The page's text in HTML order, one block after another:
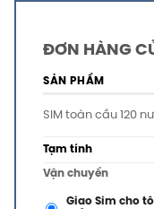
ĐƠN HÀNG
SẢN PHẨM
SIM toàn cầu 120
Tạm tính
Vận chuyển
Giao Sim cho